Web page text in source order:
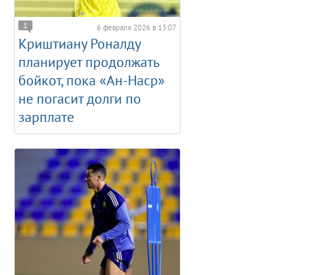
1 6 февраля 2026 в 13:07
Криштиану Роналду
планирует продолжать
бойкот, пока «Ан-Наср»
не погасит долги по
зарплате